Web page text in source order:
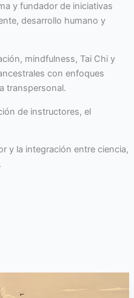
y fundador de iniciativas
desarrollo humano y
mindfulness, Tai Chi y
con enfoques
transpersonal.
de instructores, el
y la integración entre ciencia,